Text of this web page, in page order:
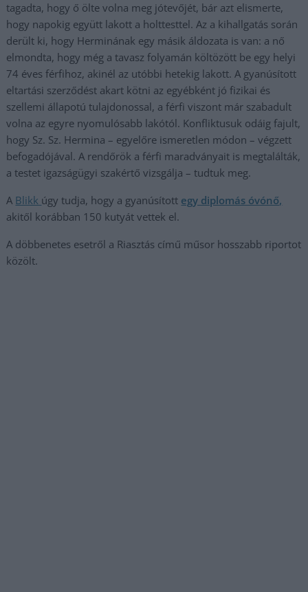
tagadta, hogy ő ölte volna meg jótevőjét, bár azt elismerte,
hogy napokig együtt lakott a holttesttel. Az a kihallgatás során
derült ki, hogy Herminának egy másik áldozata is van: a nő
elmondta, hogy még a tavasz folyamán költözött be egy helyi
74 éves férfihoz, akinél az utóbbi hetekig lakott. A gyanúsított
eltartási szerződést akart kötni az egyébként jó fizikai és
szellemi állapotú tulajdonossal, a férfi viszont már szabadult
volna az egyre nyomulósabb lakótól. Konfliktusuk odáig fajult,
hogy Sz. Sz. Hermina – egyelőre ismeretlen módon – végzett
befogadójával. A rendőrök a férfi maradványait is megtalálták,
a testet igazságügyi szakértő vizsgálja – tudtuk meg.
A Blikk úgy tudja, hogy a gyanúsított egy diplomás óvónő,
akitől korábban 150 kutyát vettek el.
A döbbenetes esetről a Riasztás című műsor hosszabb riportot
közölt.